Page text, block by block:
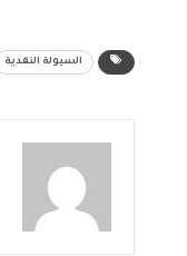
السيولة النقدية